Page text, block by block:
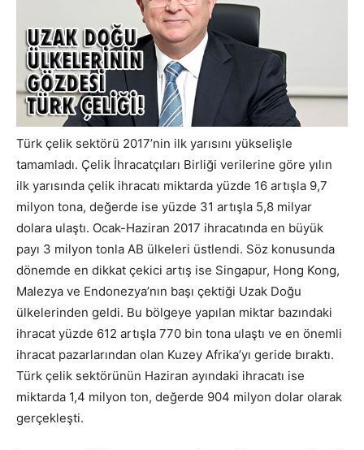
Türk çelik sektörü 2017’nin ilk yarısını yükselişle
tamamladı. Çelik İhracatçıları Birliği verilerine göre yılın
ilk yarısında çelik ihracatı miktarda yüzde 16 artışla 9,7
milyon tona, değerde ise yüzde 31 artışla 5,8 milyar
dolara ulaştı. Ocak-Haziran 2017 ihracatında en büyük
payı 3 milyon tonla AB ülkeleri üstlendi. Söz konusunda
dönemde en dikkat çekici artış ise Singapur, Hong Kong,
Malezya ve Endonezya’nın başı çektiği Uzak Doğu
ülkelerinden geldi. Bu bölgeye yapılan miktar bazındaki
ihracat yüzde 612 artışla 770 bin tona ulaştı ve en önemli
ihracat pazarlarından olan Kuzey Afrika’yı geride bıraktı.
Türk çelik sektörünün Haziran ayındaki ihracatı ise
miktarda 1,4 milyon ton, değerde 904 milyon dolar olarak
gerçekleşti.